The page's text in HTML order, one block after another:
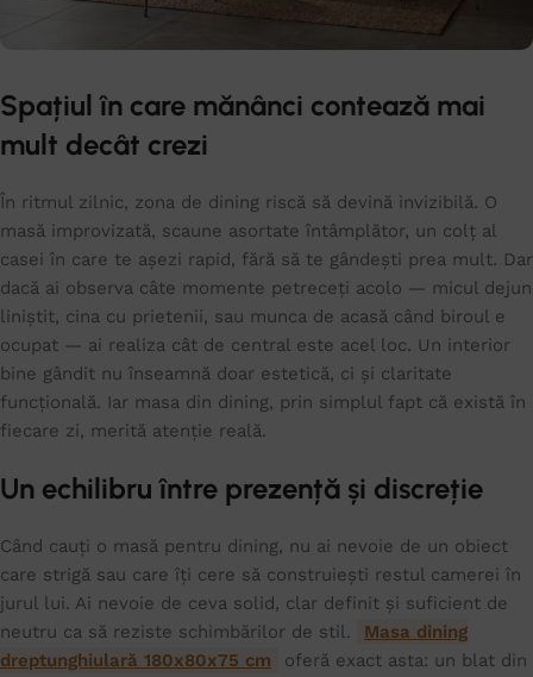
Spațiul în care mănânci contează mai
mult decât crezi
În ritmul zilnic, zona de dining riscă să devină invizibilă. O
masă improvizată, scaune asortate întâmplător, un colț al
casei în care te așezi rapid, fără să te gândești prea mult. Dar
dacă ai observa câte momente petreceți acolo — micul dejun
liniștit, cina cu prietenii, sau munca de acasă când biroul e
ocupat — ai realiza cât de central este acel loc. Un interior
bine gândit nu înseamnă doar estetică, ci și claritate
funcțională. Iar masa din dining, prin simplul fapt că există în
fiecare zi, merită atenție reală.
Un echilibru între prezență și discreție
Când cauți o masă pentru dining, nu ai nevoie de un obiect
care strigă sau care îți cere să construiești restul camerei în
jurul lui. Ai nevoie de ceva solid, clar definit și suficient de
neutru ca să reziste schimbărilor de stil.
Masa dining
dreptunghiulară 180x80x75 cm
oferă exact asta: un blat din